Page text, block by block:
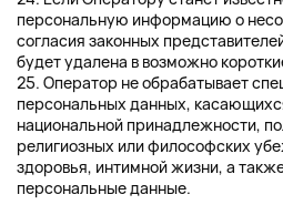
персональную информацию о
согласия законных
будет удалена в возможно
25. Оператор не обрабатывает
персональных данных,
национальной принадлежности,
религиозных или философских
здоровья, интимной жизни, а
персональные данные.